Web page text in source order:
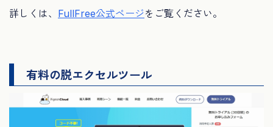
詳しくは、 FullFree公式ページをご覧ください。
有料の脱エクセルツール